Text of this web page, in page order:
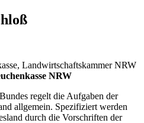
Landwirtschaftskammer NRW
NRW
regelt die Aufgaben der
allgemein. Spezifiziert werden
durch die Vorschriften der